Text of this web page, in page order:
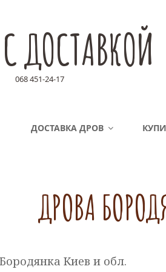
ДОСТАВКОЙ
068 451-24-17
ДОСТАВКА ДРОВ
ДРОВА
Киев и обл.